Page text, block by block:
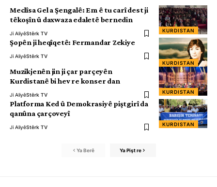
KURDISTAN
Meclîsa Gel a Şengalê: Em ê tu carî dest ji
têkoşîn û daxwaza edaletê bernedin
Ji AliyêStêrk TV
KURDISTAN
Şopên ji heqîqetê: Fermandar Zekiye
Ji AliyêStêrk TV
KURDISTAN
Muzikjenên jin ji çar parçeyên
Kurdistanê bi hev re konser dan
Ji AliyêStêrk TV
KURDISTAN
Platforma Ked û Demokrasiyê piştgirî da
qanûna çarçoveyî
Ji AliyêStêrk TV
Ya Berê Ya Pişt re